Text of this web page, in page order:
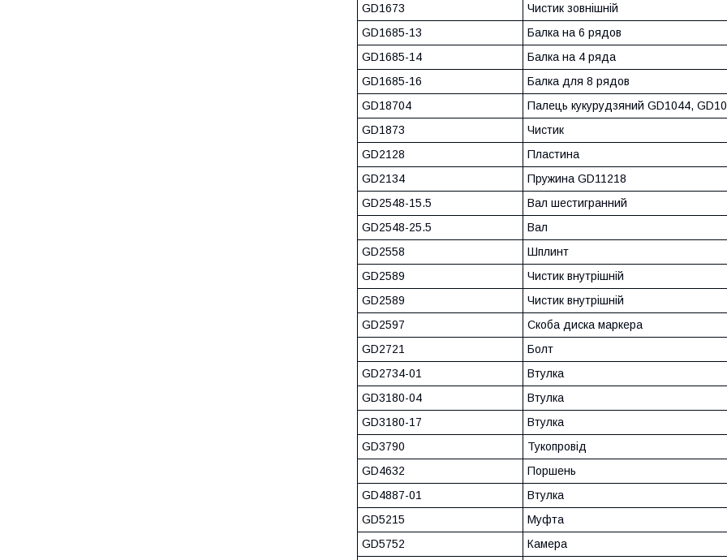
GD1673
Чистик зовнішній
GD1685-13
Балка на 6 рядов
GD1685-14
Балка на 4 ряда
GD1685-16
Балка для 8 рядов
GD18704
Палець кукурудзяний GD1044,
GD1873
Чистик
GD2128
Пластина
GD2134
Пружина GD11218
GD2548-15.5
Вал шестигранний
GD2548-25.5
Вал
GD2558
Шплинт
GD2589
Чистик внутрішній
GD2589
Чистик внутрішній
GD2597
Скоба диска маркера
GD2721
Болт
GD2734-01
Втулка
GD3180-04
Втулка
GD3180-17
Втулка
GD3790
Тукопровід
GD4632
Поршень
GD4887-01
Втулка
GD5215
Муфта
GD5752
Камера